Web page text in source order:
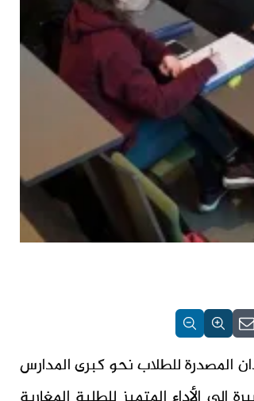
المصدرة للطلاب نحو كبرى المدارس